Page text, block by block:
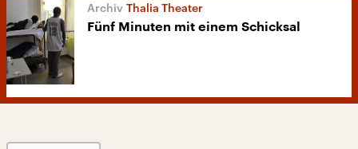
Thalia Theater
Fünf Minuten mit einem Schicksal